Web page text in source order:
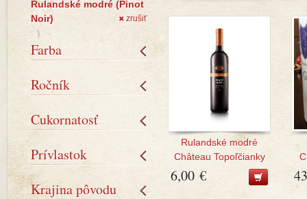
Rulandské modré (Pinot
Noir)
✖ zrušiť
Farba
Ročník
Cukornatosť
Prívlastok
Krajina pôvodu
Rulandské modré
Château Topoľčianky
6,00 €